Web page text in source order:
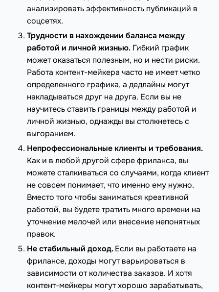
анализировать эффективность публикаций в
соцсетях.
Трудности в нахождении баланса между
работой и личной жизнью. Гибкий график
может оказаться полезным, но и нести риски.
Работа контент-мейкера часто не имеет четко
определенного графика, а дедлайны могут
накладываться друг на друга. Если вы не
научитесь ставить границы между работой и
личной жизнью, однажды вы столкнетесь с
выгоранием.
Непрофессиональные клиенты и требования.
Как и в любой другой сфере фриланса, вы
можете сталкиваться со случаями, когда клиент
не совсем понимает, что именно ему нужно.
Вместо того чтобы заниматься креативной
работой, вы будете тратить много времени на
уточнение мелочей или внесение непонятных
правок.
Не стабильный доход.Если вы работаете на
фрилансе, доходы могут варьироваться в
зависимости от количества заказов. И хотя
контент-мейкеры могут хорошо зарабатывать,